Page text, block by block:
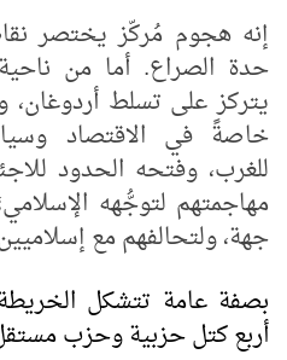
إنه هجوم مُركّز يختصر
حدة الصراع. أما من
يتركز على تسلط أردوغان،
خاصةً في الاقتصاد
للغرب، وفتحه الحدود
مهاجمتهم لتوجُّهه
جهة، ولتحالفهم مع
بصفة عامة تتشكل
أربع كتل حزبية وحزب